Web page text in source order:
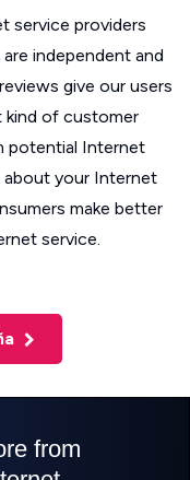
service providers
independent and
give our users
kind of customer
potential Internet
about your Internet
make better
service.